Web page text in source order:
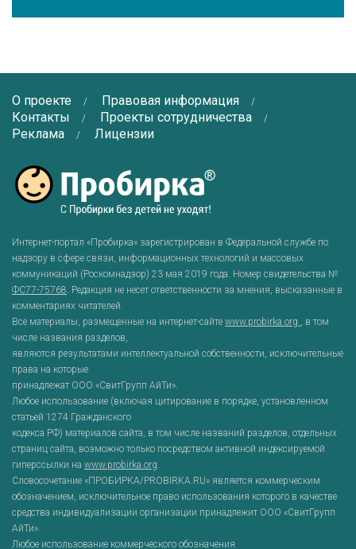
О проекте
Правовая информация
Контакты
Проекты сотрудничества
Реклама
Лицензии
Интернет-портал «Пробирка» зарегистрирован в Федеральной службе по
надзору в сфере связи, информационных технологий и массовых
коммуникаций (Роскомнадзор) 23 мая 2019 года. Номер свидетельства №
ФС77-75768. Редакция не несет ответственности за мнения, высказанные в
комментариях читателей.
Все материалы, размещенные на интернет-сайте www.probirka.org , в том
числе названия разделов,
являются результатами интеллектуальной собственности, исключительные
права на которые
принадлежат ООО «СвитГрупп АйТи».
Любое использование (включая цитирование в порядке, установленном
статьей 1274 Гражданского
кодекса РФ) материалов сайта, в том числе названий разделов, отдельных
страниц сайта, возможно только посредством активной индексируемой
гиперссылки на www.probirka.org.
Словосочетание «ПРОБИРКА/PROBIRKA.RU» является коммерческим
обозначением, исключительное право использования которого в качестве
средства индивидуализации организации принадлежит ООО «СвитГрупп
АйТи».
Любое использование коммерческого обозначения